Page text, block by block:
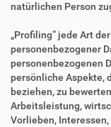
natürlichen Person
„Profiling“ jede Art
personenbezogener
personenbezogenen
persönliche Aspekte,
beziehen, zu
Arbeitsleistung,
Vorlieben,